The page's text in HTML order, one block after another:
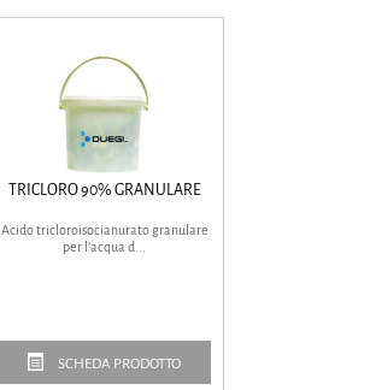
TRICLORO 90% GRANULARE
Acido tricloroisocianurato granulare
per l’acqua d...
SCHEDA PRODOTTO